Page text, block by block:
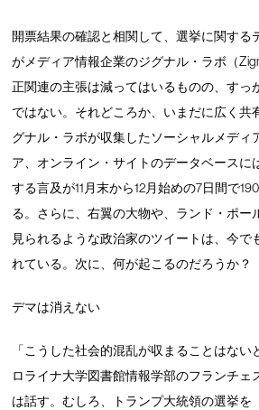
開票結果の確認と相関して、選挙に関する
がメディア情報企業のジグナル・ラボ（
正関連の主張は減ってはいるものの、すっ
ではない。それどころか、いまだに広く共
グナル・ラボが収集したソーシャルメディ
ア、オンライン・サイトのデータベースに
する言及が11月末から12月始めの7日間で
る。さらに、右翼の大物や、ランド・ポー
見られるような政治家のツイートは、今で
れている。次に、何が起こるのだろうか？
デマは消えない
「こうした社会的混乱が収まることはない
ロライナ大学図書館情報学部のフランチェ
は話す。むしろ、トランプ大統領の選挙を